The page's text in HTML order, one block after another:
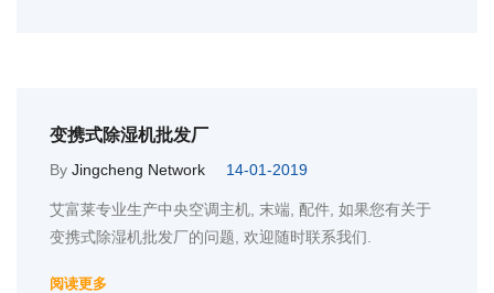
变携式除湿机批发厂
By Jingcheng Network 14-01-2019
艾富莱专业生产中央空调主机, 末端, 配件, 如果您有关于
变携式除湿机批发厂的问题, 欢迎随时联系我们.
阅读更多